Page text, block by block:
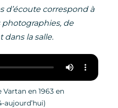
d’écoute correspond à
photographies, de
dans la salle.
en 1963 en
aujourd’hui)